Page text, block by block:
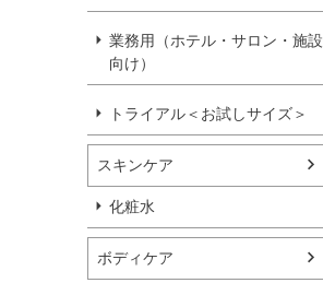
業務用（ホテル・サロン・施設
向け）
トライアル＜お試しサイズ＞
スキンケア
化粧水
ボディケア